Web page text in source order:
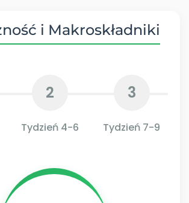
i Makroskładniki
2
Tydzień 4-6
3
Tydzień 7-9